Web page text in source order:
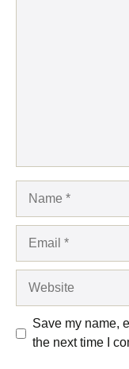
Save my name,
the next time I